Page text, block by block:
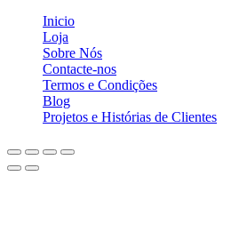
Inicio
Loja
Sobre Nós
Contacte-nos
Termos e Condições
Blog
Projetos e Histórias de Clientes